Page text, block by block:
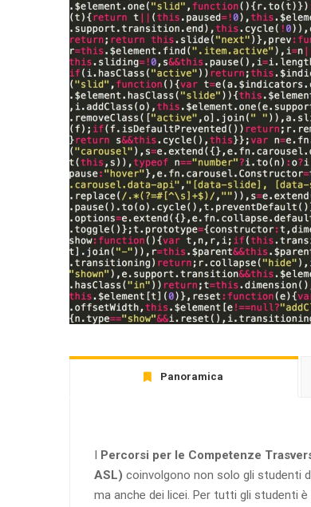
Panoramica
I Percorsi per le Competenze
ASL) coinvolgono non solo gli studenti
ma anche dei licei. Per tutti gli studenti